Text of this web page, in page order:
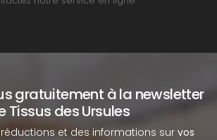
gratuitement à la newsletter
Tissus des Ursules
et des informations sur vos